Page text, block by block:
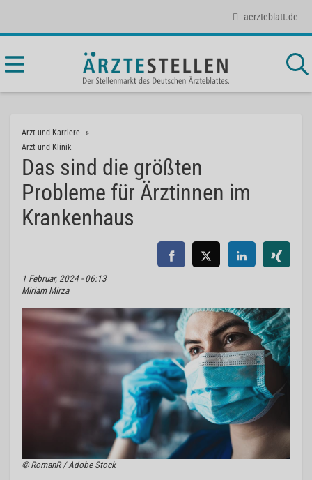
aerzteblatt.de
Arzt und Karriere
Arzt und Klinik
Das sind die größten
Probleme für Ärztinnen im
Krankenhaus
1 Februar, 2024 - 06:13
Miriam Mirza
© RomanR / Adobe Stock